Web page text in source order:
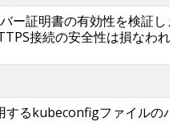
ー証明書の有効性を検証しま
接続の安全性は損なわれま
るkubeconfigファイルのパス